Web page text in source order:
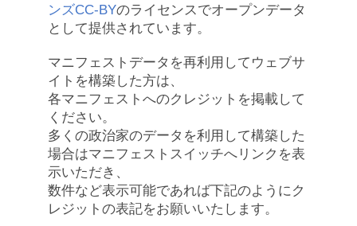
ンズCC-BYのライセンスでオープンデータ
として提供されています。
マニフェストデータを再利用してウェブサ
イトを構築した方は、
各マニフェストへのクレジットを掲載して
ください。
多くの政治家のデータを利用して構築した
場合はマニフェストスイッチへリンクを表
示いただき、
数件など表示可能であれば下記のようにク
レジットの表記をお願いいたします。